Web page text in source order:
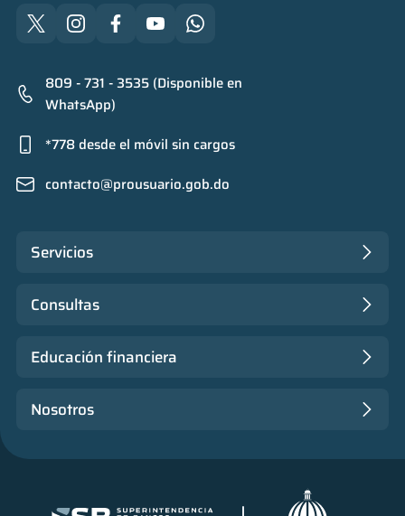
809 - 731 - 3535 (Disponible en
WhatsApp)
*778 desde el móvil sin cargos
contacto@prousuario.gob.do
Servicios
Consultas
Educación financiera
Nosotros